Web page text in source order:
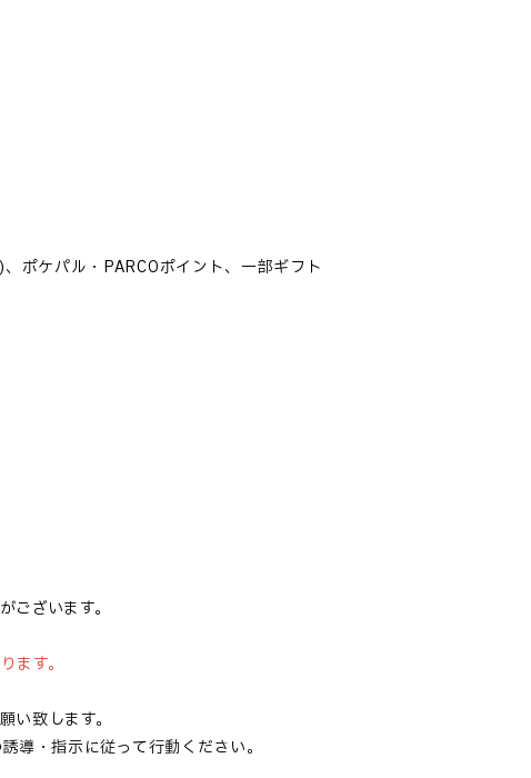
ポケパル・PARCOポイント、一部ギフト
ざいます。
ます。
致します。
導・指示に従って行動ください。